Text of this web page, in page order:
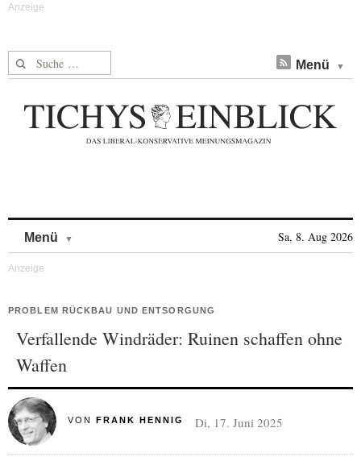
Suche nach: Menü
Menü Sa, 8. Aug 2026
PROBLEM RÜCKBAU UND ENTSORGUNG
Verfallende Windräder: Ruinen schaffen ohne
Waffen
VON FRANK HENNIG Di, 17. Juni 2025